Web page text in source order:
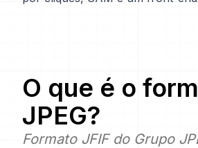
O que é o
JPEG?
Formato JFIF do Grupo